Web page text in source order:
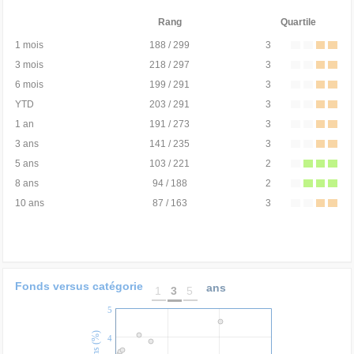
Rang Quartile
1 mois 188 / 299
3
3 mois
218 / 297
3
6 mois
199 / 291
3
YTD
203 / 291
3
1 an
191 / 273
3
3 ans
141 / 235
3
5 ans
103 / 221
2
8 ans
94 / 188
2
10 ans
87 / 163 3
Fonds versus catégorie 1 3 5 ans
4
5